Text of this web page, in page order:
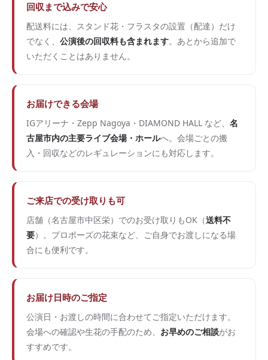
回収まで込みで安心
配送料には、スタンド花・フラスタの設置（配達）だけ
でなく、 公演後の回収料も含まれます。あとから追加で
いただくことはありません。
お届けできる会場
IGアリーナ・Zepp Nagoya・DIAMOND HALL など、 名
古屋市内の主要ライブ会場・ホールへ。会場ごとの搬
入・回収などのレギュレーションにも対応します。
ご来店での受け取りも可
店舗（名古屋市中区栄）でのお受け取りもOK（送料不
要）。プロポーズの花束など、ご自身でお渡しになる場
合にも便利です。
お届け日時のご指定
公演日・お渡しの時間に合わせてご指定いただけます。
会場への確認や生花の手配のため、 お早めのご相談がお
すすめです。